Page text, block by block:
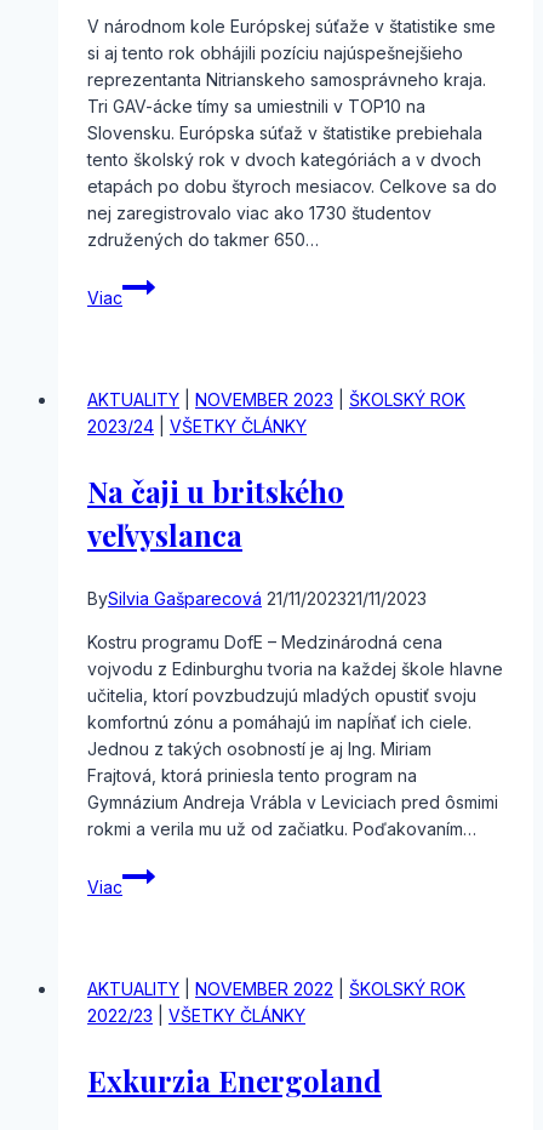
V národnom kole Európskej súťaže v štatistike sme
si aj tento rok obhájili pozíciu najúspešnejšieho
reprezentanta Nitrianskeho samosprávneho kraja.
Tri GAV-ácke tímy sa umiestnili v TOP10 na
Slovensku. Európska súťaž v štatistike prebiehala
tento školský rok v dvoch kategóriách a v dvoch
etapách po dobu štyroch mesiacov. Celkove sa do
nej zaregistrovalo viac ako 1730 študentov
združených do takmer 650…
Viac
Vyhodnotenie
národného
súťaže
v štatistike
AKTUALITY NOVEMBER 2023
ŠKOLSKÝ ROK
2023/24
VŠETKY ČLÁNKY
Na čaji u britského
veľvyslanca
BySilvia Gašparecová 21/11/202321/11/2023
Kostru programu DofE – Medzinárodná cena
vojvodu z Edinburghu tvoria na každej škole hlavne
učitelia, ktorí povzbudzujú mladých opustiť svoju
komfortnú zónu a pomáhajú im napĺňať ich ciele.
Jednou z takých osobností je aj Ing. Miriam
Frajtová, ktorá priniesla tento program na
Gymnázium Andreja Vrábla v Leviciach pred ôsmimi
rokmi a verila mu už od začiatku. Poďakovaním…
Viac
Na
čaji
veľvyslanca
AKTUALITY NOVEMBER 2022
ŠKOLSKÝ ROK
2022/23
VŠETKY ČLÁNKY
Exkurzia Energoland